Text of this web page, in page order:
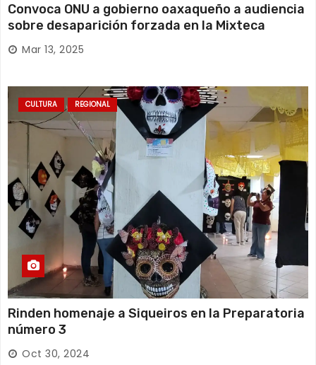
Convoca ONU a gobierno oaxaqueño a audiencia
sobre desaparición forzada en la Mixteca
Mar 13, 2025
CULTURA REGIONAL
Rinden homenaje a Siqueiros en la Preparatoria
número 3
Oct 30, 2024